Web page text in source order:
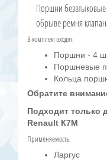
Поршни
обрыве ремня
В комплект входят:
Поршни - 4
Поршневые
Кольца
Обратите
Подходит только
Renault К7М
Применяемость:
Ларгус